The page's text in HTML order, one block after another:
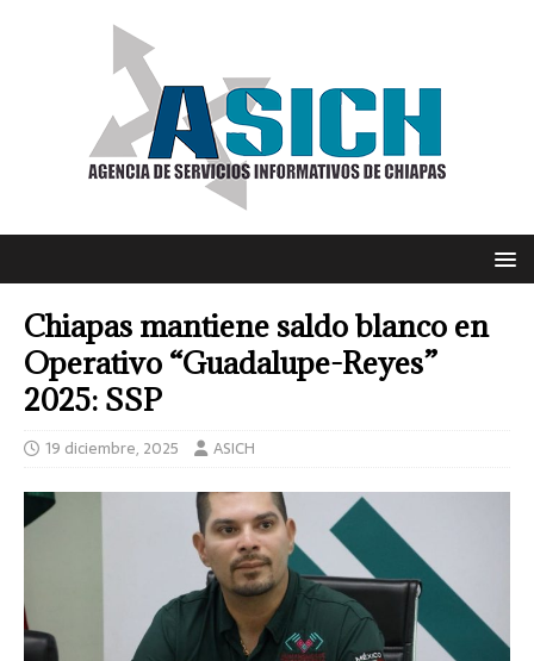
Chiapas mantiene saldo blanco en
Operativo “Guadalupe-Reyes”
2025: SSP
19 diciembre, 2025 ASICH